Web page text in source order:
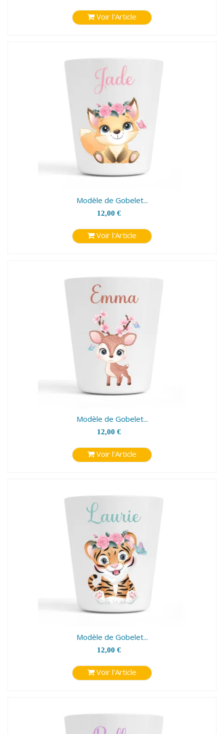
Voir l'Article
Modèle de Gobelet...
12,00 €
Voir l'Article
Modèle de Gobelet...
12,00 €
Voir l'Article
Modèle de Gobelet...
12,00 €
Voir l'Article